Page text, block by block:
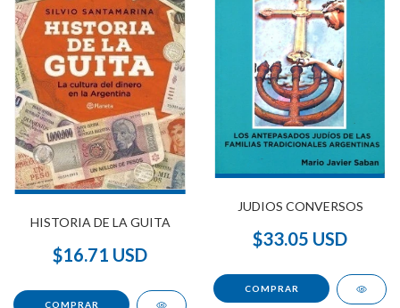
HISTORIA DE LA GUITA
$16.71 USD
JUDIOS CONVERSOS
$33.05 USD